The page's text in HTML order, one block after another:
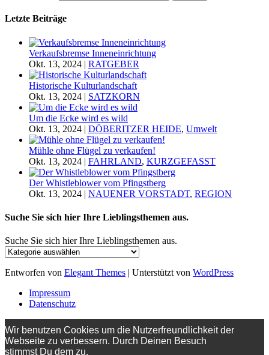
Letzte Beiträge
Verkaufsbremse Inneneinrichtung
Okt. 13, 2024 | RATGEBER
Historische Kulturlandschaft
Okt. 13, 2024 | SATZKORN
Um die Ecke wird es wild
Okt. 13, 2024 | DÖBERITZER HEIDE, Umwelt
Mühle ohne Flügel zu verkaufen!
Okt. 13, 2024 | FAHRLAND, KURZGEFASST
Der Whistleblower vom Pfingstberg
Okt. 13, 2024 | NAUENER VORSTADT, REGION
Suche Sie sich hier Ihre Lieblingsthemen aus.
Suche Sie sich hier Ihre Lieblingsthemen aus.
Entworfen von Elegant Themes | Unterstützt von WordPress
Impressum
Datenschutz
Wir benutzen Cookies um die Nutzerfreundlichkeit der
Webseite zu verbessern. Durch Deinen Besuch
stimmst Du dem zu.